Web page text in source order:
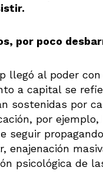
por poco
llegó al poder
a capital se
sostenidas por
por
seguir
enajenación
psicológica de